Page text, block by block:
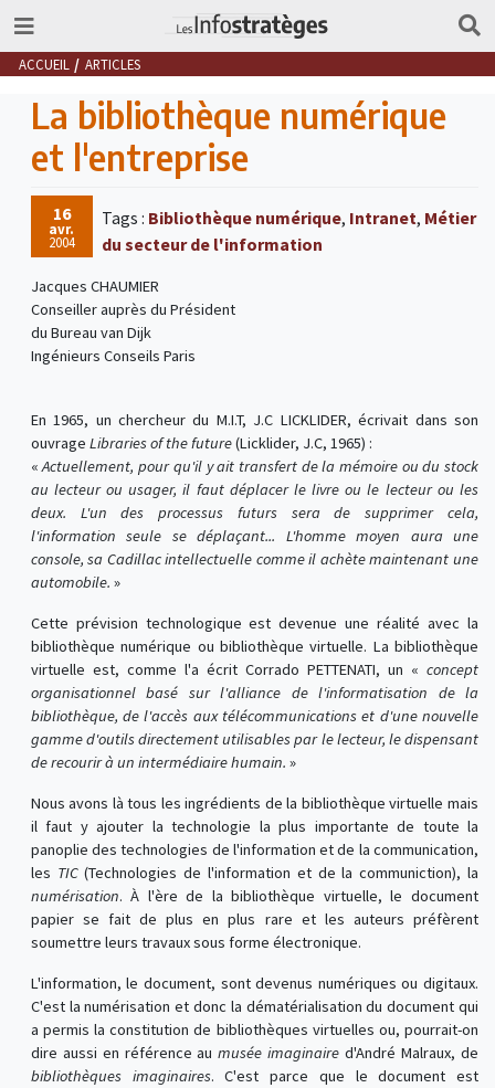
ACCUEIL ARTICLES
La bibliothèque numérique
et l'entreprise
16
avr.
2004
Tags : Bibliothèque numérique, Intranet, Métier
du secteur de l'information
Jacques CHAUMIER
Conseiller auprès du Président
du Bureau van Dijk
Ingénieurs Conseils Paris
En 1965, un chercheur du M.I.T, J.C LICKLIDER, écrivait dans son
ouvrage Libraries of the future(Licklider, J.C, 1965) :
«Actuellement, pour qu'il y ait transfert de la mémoire ou du stock
au lecteur ou usager, il faut déplacer le livre ou le lecteur ou les
deux. L'un des processus futurs sera de supprimer cela,
l'information seule se déplaçant... L'homme moyen aura une
console, sa Cadillac intellectuelle comme il achète maintenant une
automobile. »
Cette prévision technologique est devenue une réalité avec la
bibliothèque numérique ou bibliothèque virtuelle. La bibliothèque
virtuelle est, comme l'a écrit Corrado PETTENATI, un « concept
organisationnel basé sur l'alliance de l'informatisation de la
bibliothèque, de l'accès aux télécommunications et d'une nouvelle
gamme d'outils directement utilisables par le lecteur, le dispensant
de recourir à un intermédiaire humain. »
Nous avons là tous les ingrédients de la bibliothèque virtuelle mais
il faut y ajouter la technologie la plus importante de toute la
panoplie des technologies de l'information et de la communication,
les TIC(Technologies de l'information et de la communiction), la
numérisation. À l'ère de la bibliothèque virtuelle, le document
papier se fait de plus en plus rare et les auteurs préfèrent
soumettre leurs travaux sous forme électronique.
L'information, le document, sont devenus numériques ou digitaux.
C'est la numérisation et donc la dématérialisation du document qui
a permis la constitution de bibliothèques virtuelles ou, pourrait-on
dire aussi en référence aumusée imaginaire d'André Malraux, de
bibliothèques imaginaires. C'est parce que le document est